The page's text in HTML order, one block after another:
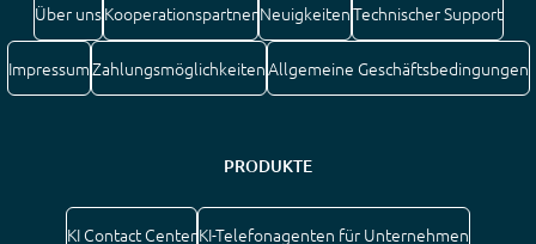
Über unsKooperationspartnerNeuigkeitenTechnischer Support
ImpressumZahlungsmöglichkeitenAllgemeine Geschäftsbedingungen
PRODUKTE
KI Contact CenterKI-Telefonagenten für Unternehmen